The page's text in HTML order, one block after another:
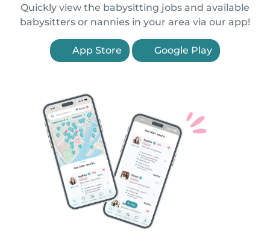
Quickly view the babysitting jobs and available
babysitters or nannies in your area via our app!
App Store Google Play